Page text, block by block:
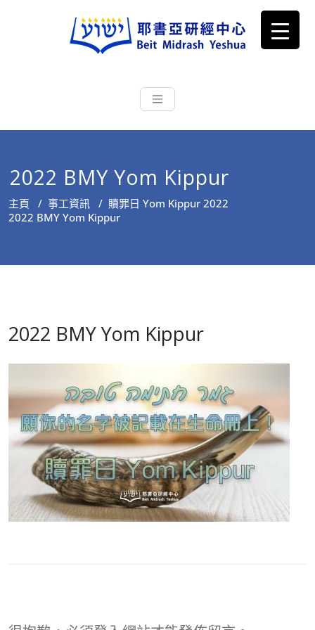
耶書亞研經中心
根源明白聖經，成為更好的門徒
2022 BMY Yom Kippur
主頁 / 事工資訊 / 贖罪日 Yom Kippur 2022
2022 BMY Yom Kippur
2022 BMY Yom Kippur